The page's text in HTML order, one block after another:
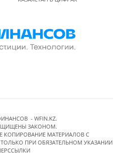
- WFIN.KZ.
ЗАКОНОМ.
КОПИРОВАНИЕ МАТЕРИАЛОВ C
ПРИ ОБЯЗАТЕЛЬНОМ УКАЗАНИИ